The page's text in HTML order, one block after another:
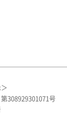
308929301071号